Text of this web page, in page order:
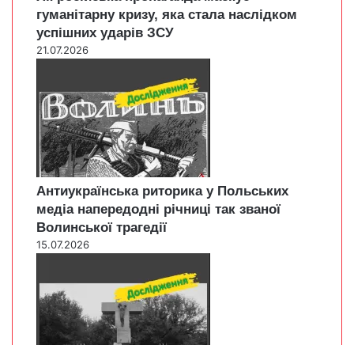
гуманітарну кризу, яка стала наслідком
успішних ударів ЗСУ
21.07.2026
Антиукраїнська риторика у Польських
медіа напередодні річниці так званої
Волинської трагедії
15.07.2026